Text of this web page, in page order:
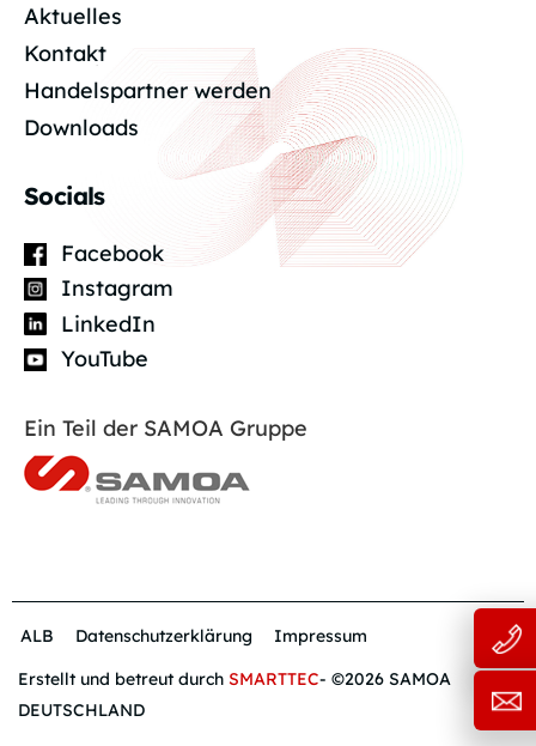
Aktuelles
Kontakt
Handelspartner werden
Downloads
Socials
Facebook
Instagram
LinkedIn
YouTube
Ein Teil der SAMOA Gruppe
ALB Datenschutzerklärung
Impressum
Erstellt und betreut durch SMARTTEC- ©2026 SAMOA
DEUTSCHLAND